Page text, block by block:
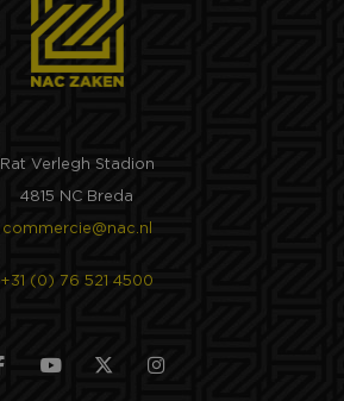
Rat Verlegh Stadion
4815 NC Breda
commercie@nac.nl
+31 (0) 76 521 4500